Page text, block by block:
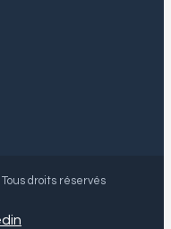
droits réservés